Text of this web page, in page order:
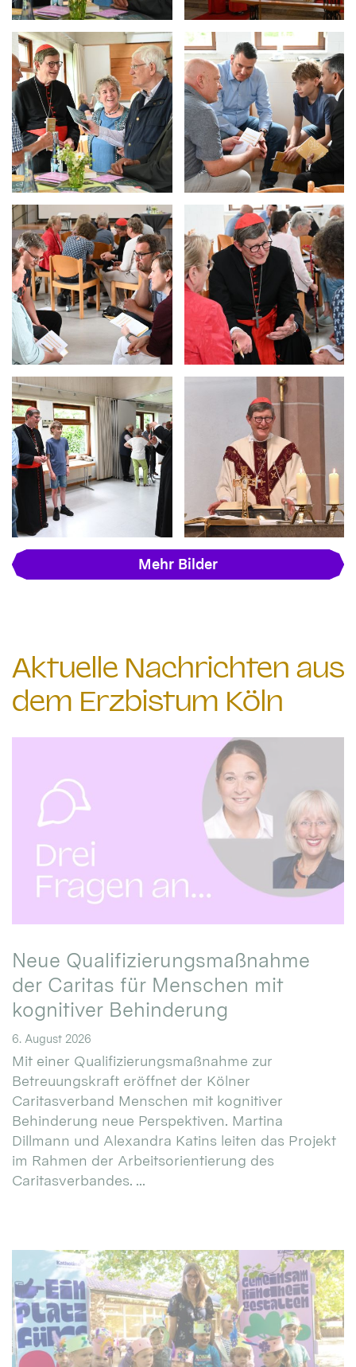
Mehr Bilder
Aktuelle Nachrichten aus
dem Erzbistum Köln
Neue Qualifizierungsmaßnahme
der Caritas für Menschen mit
kognitiver Behinderung
6. August 2026
Mit einer Qualifizierungsmaßnahme zur
Betreuungskraft eröffnet der Kölner
Caritasverband Menschen mit kognitiver
Behinderung neue Perspektiven. Martina
Dillmann und Alexandra Katins leiten das Projekt
im Rahmen der Arbeitsorientierung des
Caritasverbandes. ...